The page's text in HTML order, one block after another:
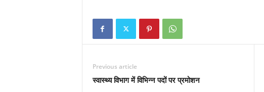
Previous article
स्वास्थ्य विभाग में विभिन्न पदों पर प्रमोशन